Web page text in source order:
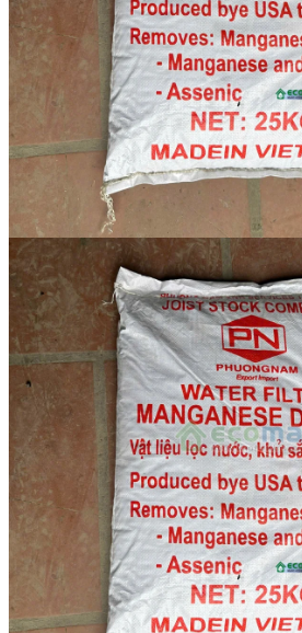
Xử lý nước công nghiệp
Vật liệu lọc nước
Linh kiện
Heat pump
Máy Ozone
Công Trình
Blog
Kiến Thức Chia sẻ
Tư Vấn Giải Pháp
Liên Hệ
Tìm kiếm:
Tìm kiếm: